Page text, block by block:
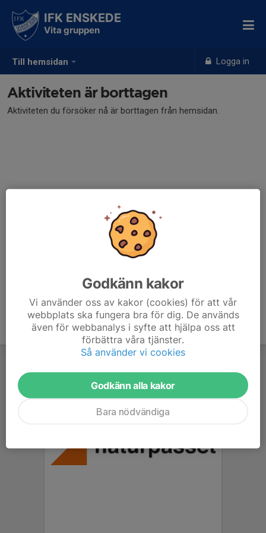
Till hemsidan Logga in
IFK ENSKEDE
Vita gruppen
Aktiviteten är borttagen
Aktiviteten du försöker nå är borttagen från hemsidan.
Godkänn kakor
Vi använder oss av kakor (cookies) för att vår
webbplats ska fungera bra för dig. De används
även för webbanalys i syfte att hjälpa oss att
förbättra våra tjänster.
Så använder vi cookies
Godkänn alla kakor
Bara nödvändiga